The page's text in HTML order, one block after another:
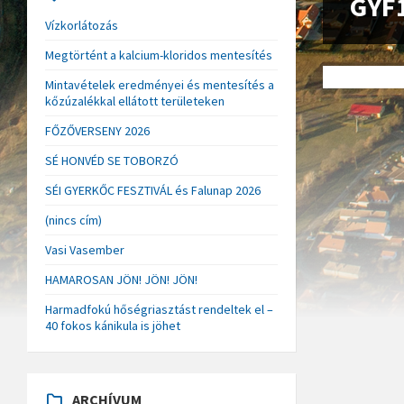
Vízkorlátozás
Megtörtént a kalcium-kloridos mentesítés
Mintavételek eredményei és mentesítés a
kőzúzalékkal ellátott területeken
FŐZŐVERSENY 2026
SÉ HONVÉD SE TOBORZÓ
SÉI GYERKŐC FESZTIVÁL és Falunap 2026
(nincs cím)
Vasi Vasember
HAMAROSAN JÖN! JÖN! JÖN!
Harmadfokú hőségriasztást rendeltek el –
40 fokos kánikula is jöhet
ARCHÍVUM